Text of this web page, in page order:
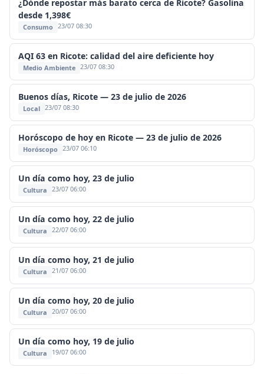
¿Dónde repostar más barato cerca de Ricote? Gasolina
desde 1,398€
Consumo 23/07 08:30
AQI 63 en Ricote: calidad del aire deficiente hoy
Medio Ambiente 23/07 08:30
Buenos días, Ricote — 23 de julio de 2026
Local 23/07 08:30
Horóscopo de hoy en Ricote — 23 de julio de 2026
Horóscopo 23/07 06:10
Un día como hoy, 23 de julio
Cultura 23/07 06:00
Un día como hoy, 22 de julio
Cultura 22/07 06:00
Un día como hoy, 21 de julio
Cultura 21/07 06:00
Un día como hoy, 20 de julio
Cultura 20/07 06:00
Un día como hoy, 19 de julio
Cultura 19/07 06:00